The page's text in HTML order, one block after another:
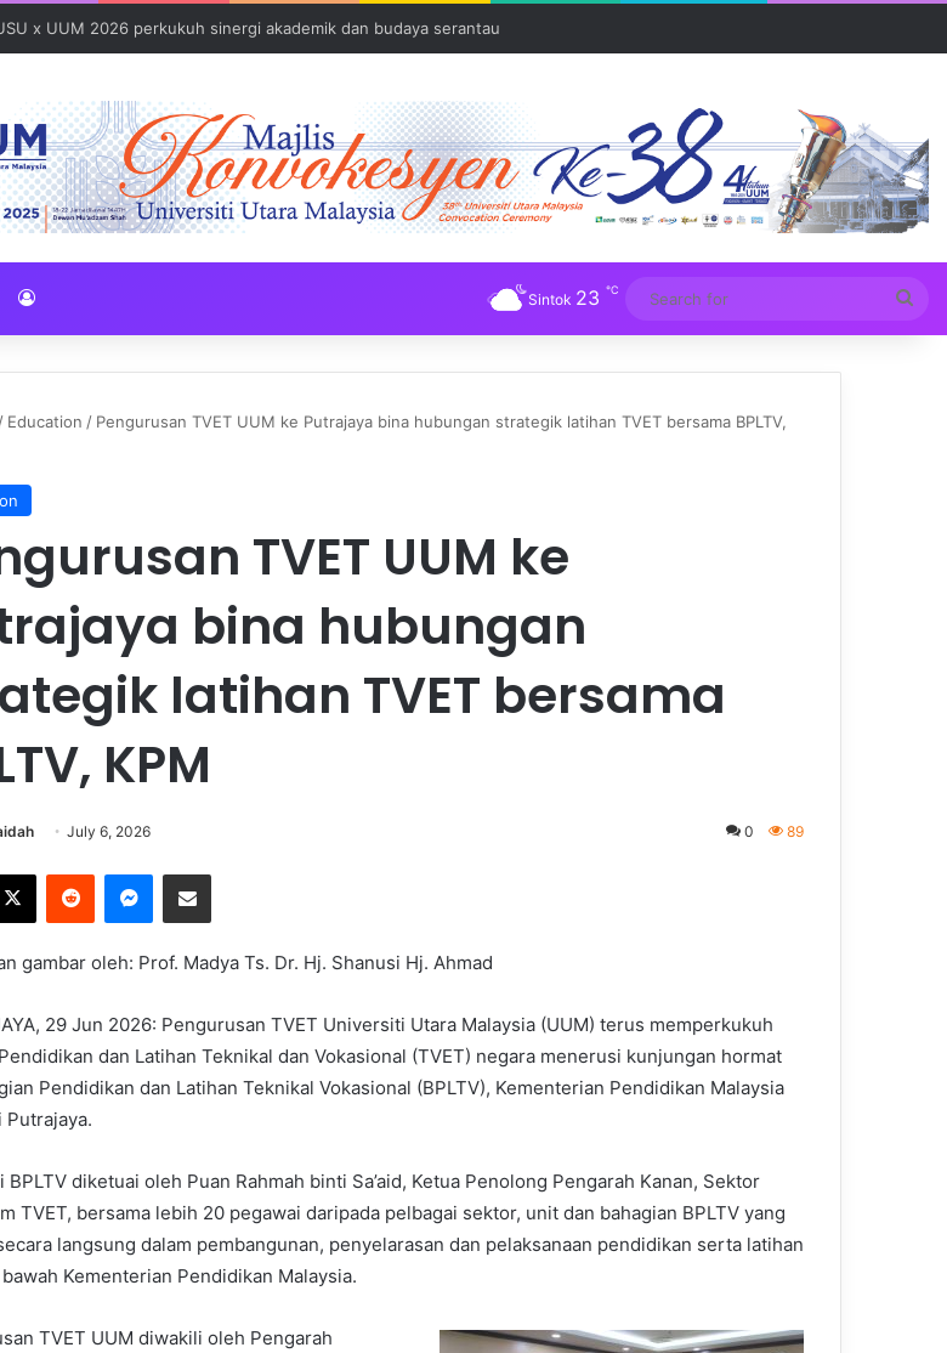
x UUM 2026 perkukuh sinergi akademik dan budaya serantau
Sintok 23 ℃
for
/ Education / Pengurusan TVET UUM ke Putrajaya bina hubungan strategik latihan TVET bersama BPLTV,
TVET UUM ke
bina hubungan
latihan TVET bersama
KPM
July 6, 2026 0 89
gambar oleh: Prof. Madya Ts. Dr. Hj. Shanusi Hj. Ahmad
29 Jun 2026: Pengurusan TVET Universiti Utara Malaysia (UUM) terus memperkukuh
dan Latihan Teknikal dan Vokasional (TVET) negara menerusi kunjungan hormat
Pendidikan dan Latihan Teknikal Vokasional (BPLTV), Kementerian Pendidikan Malaysia
Putrajaya.
BPLTV diketuai oleh Puan Rahmah binti Sa’aid, Ketua Penolong Pengarah Kanan, Sektor
TVET, bersama lebih 20 pegawai daripada pelbagai sektor, unit dan bahagian BPLTV yang
langsung dalam pembangunan, penyelarasan dan pelaksanaan pendidikan serta latihan
Kementerian Pendidikan Malaysia.
TVET UUM diwakili oleh Pengarah